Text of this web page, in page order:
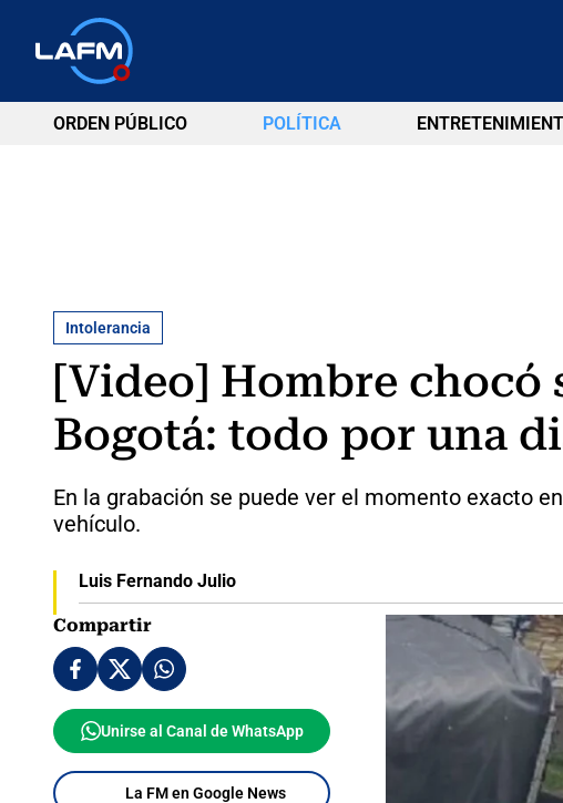
ORDEN PÚBLICO POLÍTICA
Intolerancia
[Video] Hombre chocó
Bogotá: todo por una
En la grabación se puede ver el momento exacto
vehículo.
Luis Fernando Julio
Compartir
Unirse al Canal de WhatsApp
La FM en Google News